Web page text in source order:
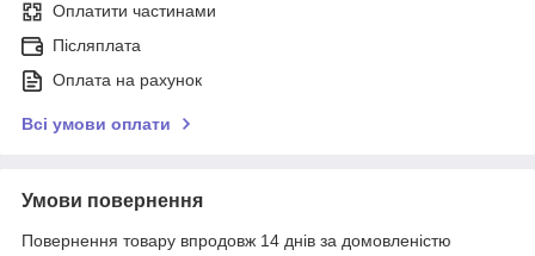
Оплатити частинами
Післяплата
Оплата на рахунок
Всі умови оплати
Умови повернення
Повернення товару впродовж 14 днів за домовленістю